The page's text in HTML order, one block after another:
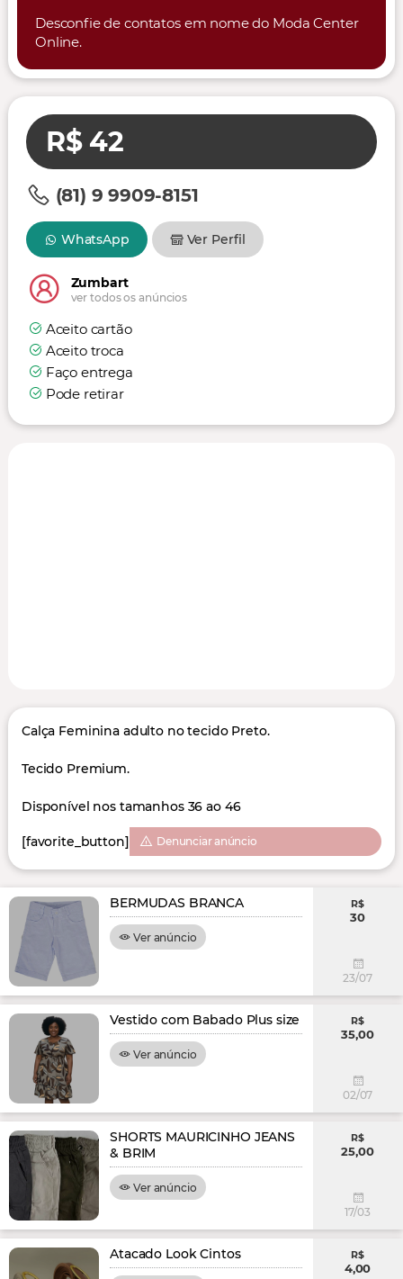
Desconfie de contatos em nome do Moda Center
Online.
R$ 42
(81) 9 9909-8151
WhatsApp Ver Perfil
Zumbart
ver todos os anúncios
Aceito cartão
Aceito troca
Faço entrega
Pode retirar
Calça Feminina adulto no tecido Preto.
Tecido Premium.
Disponível nos tamanhos 36 ao 46
[favorite_button] Denunciar anúncio
BERMUDAS BRANCA
Ver anúncio
R$
30
23/07
Vestido com Babado Plus size
Ver anúncio
R$
35,00
02/07
SHORTS MAURICINHO JEANS
& BRIM
Ver anúncio
R$
25,00
17/03
Atacado Look Cintos R$
4,00